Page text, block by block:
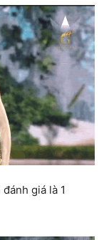
giá là 1